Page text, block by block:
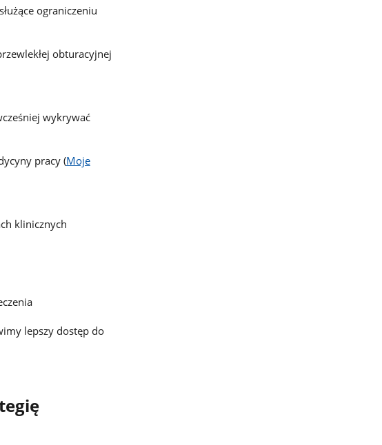
ograniczeniu
obturacyjnej
wykrywać
pracy (Moje
klinicznych
lepszy dostęp do